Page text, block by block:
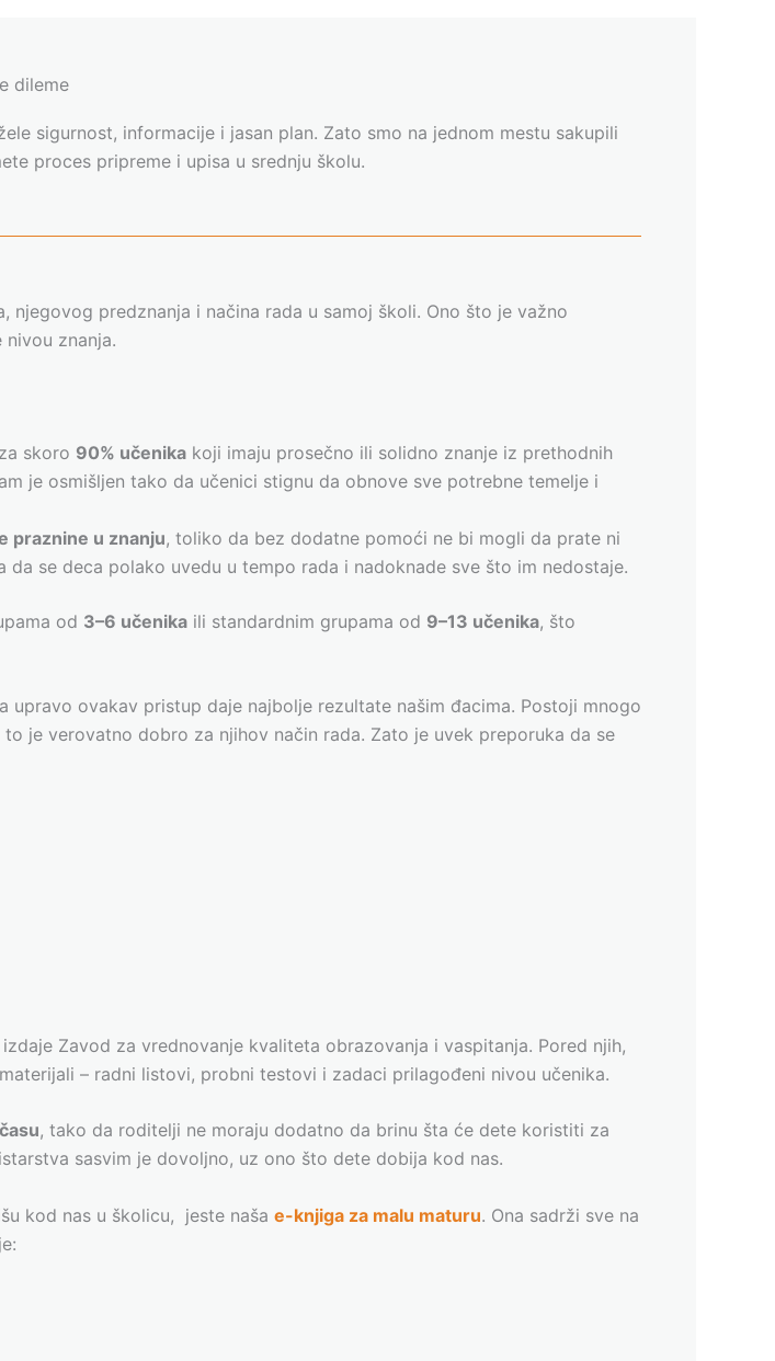
dileme
sigurnost, informacije i jasan plan. Zato smo na jednom mestu sakupili
proces pripreme i upisa u srednju školu.
predznanja i načina rada u samoj školi. Ono što je važno
znanja.
skoro 90% učenika koji imaju prosečno ili solidno znanje iz prethodnih
je osmišljen tako da učenici stignu da obnove sve potrebne temelje i
praznine u znanju, toliko da bez dodatne pomoći ne bi mogli da prate ni
se deca polako uvedu u tempo rada i nadoknade sve što im nedostaje.
od 3–6 učenika ili standardnim grupama od 9–13 učenika, što
upravo ovakav pristup daje najbolje rezultate našim đacima. Postoji mnogo
je verovatno dobro za njihov način rada. Zato je uvek preporuka da se
Zavod za vrednovanje kvaliteta obrazovanja i vaspitanja. Pored njih,
– radni listovi, probni testovi i zadaci prilagođeni nivou učenika.
, tako da roditelji ne moraju dodatno da brinu šta će dete koristiti za
sasvim je dovoljno, uz ono što dete dobija kod nas.
kod nas u školicu, jeste naša e-knjiga za malu maturu. Ona sadrži sve na